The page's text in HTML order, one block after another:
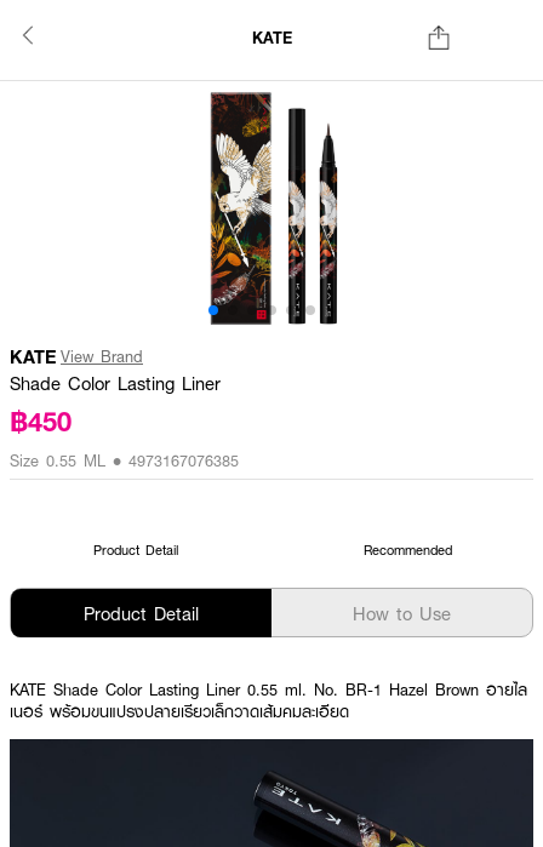
KATE
KATE View Brand
Shade Color Lasting Liner
฿450
Size 0.55 ML • 4973167076385
Product Detail Recommended
Product Detail How to Use
KATE Shade Color Lasting Liner 0.55 ml. No. BR-1 Hazel Brown อายไล
เนอร์ พร้อมขนแปรงปลายเรียวเล็กวาดเส้มคมละเอียด